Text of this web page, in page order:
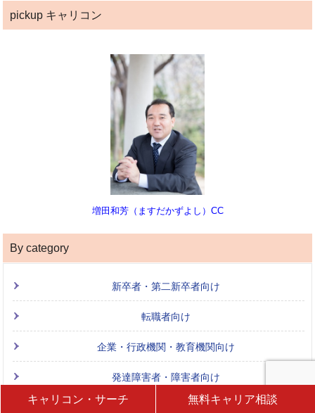
キャリコン・サーチ 無料キャリア相談
pickup キャリコン
増田和芳（ますだかずよし）CC
By category
新卒者・第二新卒者向け
転職者向け
企業・行政機関・教育機関向け
発達障害者・障害者向け
起業・独立者向け